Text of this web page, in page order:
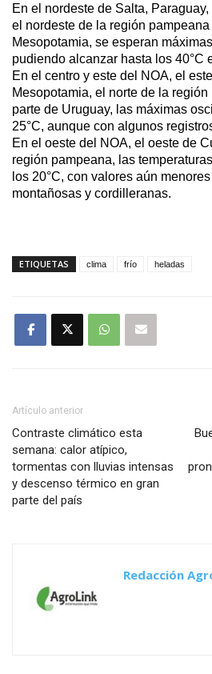
En el nordeste de Salta,
el nordeste de la región
Mesopotamia, se esperan
pudiendo alcanzar hasta los 40°C
En el centro y este del NOA, el
Mesopotamia, el norte de la
parte de Uruguay, las máximas
25°C, aunque con algunos
En el oeste del NOA, el oeste de
región pampeana, las
los 20°C, con valores aún
montañosas y cordilleranas.
ETIQUETAS clima frío heladas
Artículo anterior
Contraste climático esta
semana: calor atípico,
tormentas con lluvias intensas
y descenso térmico en gran
parte del país
Redacción